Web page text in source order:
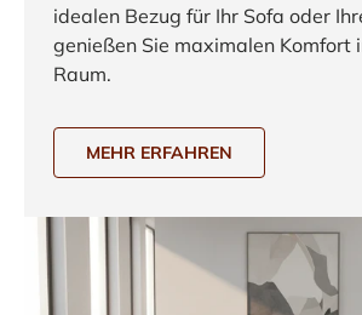
idealen Bezug für Ihr Sofa oder
genießen Sie maximalen Komfort
Raum.
MEHR ERFAHREN